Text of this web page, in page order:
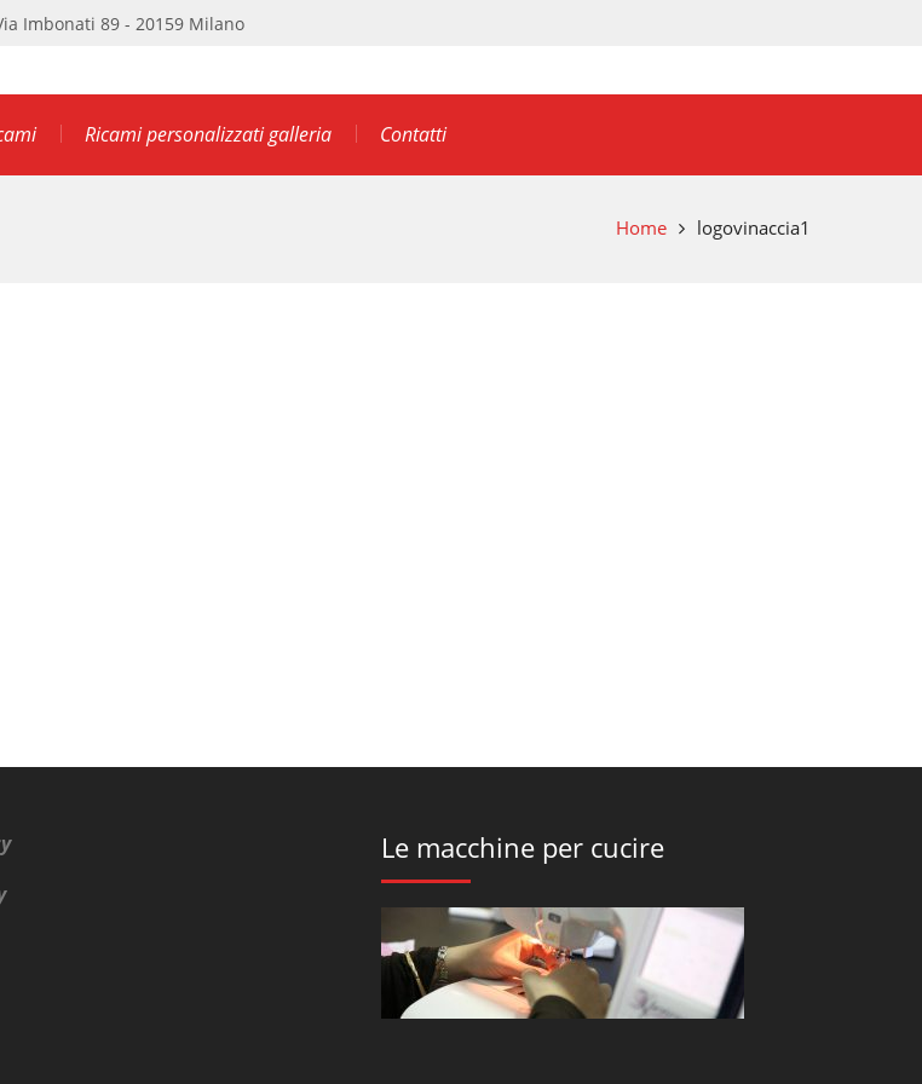
Imbonati 89 - 20159 Milano
Ricami personalizzati galleria Contatti
Home logovinaccia1
Le macchine per cucire